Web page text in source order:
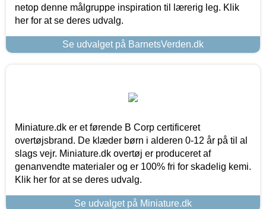
netop denne målgruppe inspiration til lærerig leg. Klik
her for at se deres udvalg.
Se udvalget på BarnetsVerden.dk
Miniature.dk er et førende B Corp certificeret
overtøjsbrand. De klæder børn i alderen 0-12 år på til al
slags vejr. Miniature.dk overtøj er produceret af
genanvendte materialer og er 100% fri for skadelig kemi.
Klik her for at se deres udvalg.
Se udvalget på Miniature.dk